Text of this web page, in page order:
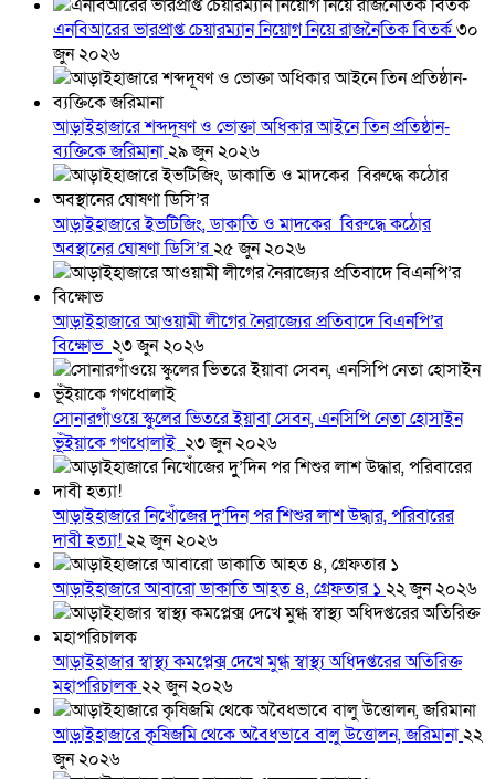
এনবিআরের ভারপ্রাপ্ত চেয়ারম্যান নিয়োগ নিয়ে রাজনৈতিক বিতর্ক৩০
জুন ২০২৬
আড়াইহাজারে শব্দদূষণ ও ভোক্তা অধিকার আইনে তিন প্রতিষ্ঠান-
ব্যক্তিকে জরিমানা২৯ জুন ২০২৬
আড়াইহাজারে ইভটিজিং, ডাকাতি ও মাদকের বিরুদ্ধে কঠোর
অবস্থানের ঘোষণা ডিসি’র২৫ জুন ২০২৬
আড়াইহাজারে আওয়ামী লীগের নৈরাজ্যের প্রতিবাদে বিএনপি’র
বিক্ষোভ ২৩ জুন ২০২৬
সোনারগাঁওয়ে স্কুলের ভিতরে ইয়াবা সেবন, এনসিপি নেতা হোসাইন
ভূঁইয়াকে গণধোলাই ২৩ জুন ২০২৬
আড়াইহাজারে নিখোঁজের দুু’দিন পর শিশুর লাশ উদ্ধার, পরিবারের
দাবী হত্যা!২২ জুন ২০২৬
আড়াইহাজারে আবারো ডাকাতি আহত ৪, গ্রেফতার ১ ২২ জুন ২০২৬
আড়াইহাজার স্বাস্থ্য কমপ্লেক্স দেখে মুগ্ধ স্বাস্থ্য অধিদপ্তরের অতিরিক্ত
মহাপরিচালক২২ জুন ২০২৬
আড়াইহাজারে কৃষিজমি থেকে অবৈধভাবে বালু উত্তোলন, জরিমানা২২
জুন ২০২৬